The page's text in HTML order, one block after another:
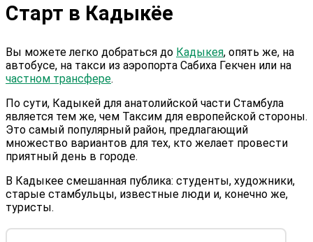
Старт в Кадыкёе
Вы можете легко добраться до Кадыкея, опять же, на
автобусе, на такси из аэропорта Сабиха Гекчен или на
частном трансфере.
По сути, Кадыкей для анатолийской части Стамбула
является тем же, чем Таксим для европейской стороны.
Это самый популярный район, предлагающий
множество вариантов для тех, кто желает провести
приятный день в городе.
В Кадыкее смешанная публика: студенты, художники,
старые стамбульцы, известные люди и, конечно же,
туристы.